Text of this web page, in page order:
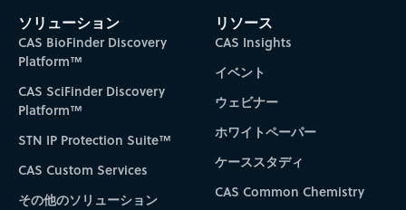
ソリューション
CAS BioFinder Discovery
Platform™
CAS SciFinder Discovery
Platform™
STN IP Protection Suite™
CAS Custom Services
その他のソリューション
リソース
CAS Insights
イベント
ウェビナー
ホワイトペーパー
ケーススタディ
CAS Common Chemistry